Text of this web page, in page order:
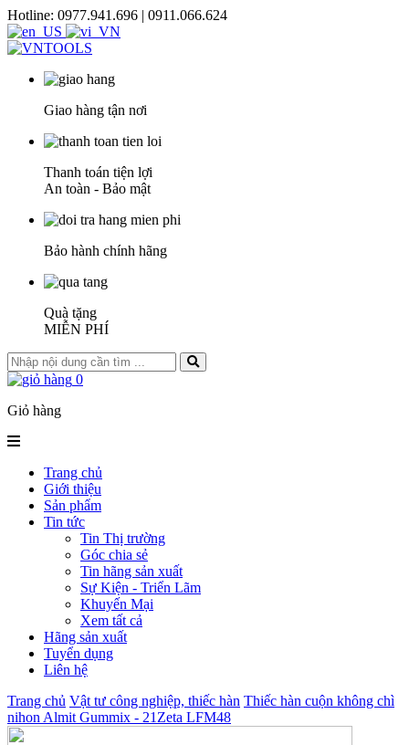
Hotline: 0977.941.696 | 0911.066.624
Giao hàng tận nơi
Thanh toán tiện lợi
An toàn - Bảo mật
Bảo hành chính hãng
Quà tặng
MIỄN PHÍ
0
Giỏ hàng
Trang chủ
Giới thiệu
Sản phẩm
Tin tức
Tin Thị trường
Góc chia sẻ
Tin hãng sản xuất
Sự Kiện - Triển Lãm
Khuyến Mại
Xem tất cả
Hãng sản xuất
Tuyển dụng
Liên hệ
Trang chủ Vật tư công nghiệp, thiếc hàn Thiếc hàn cuộn không chì
nihon Almit Gummix - 21Zeta LFM48